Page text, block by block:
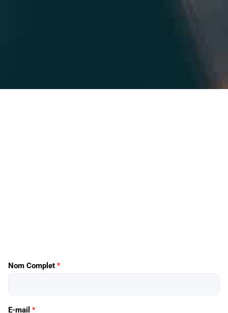
Nom Complet *
E-mail *